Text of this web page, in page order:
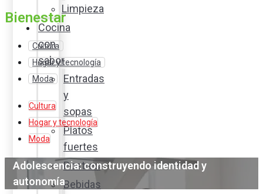
Limpieza
Cocina
con
sabor
Entradas
y
sopas
Platos
fuertes
Postres
Bebidas
Bienestar
Cultura
Hogar y tecnología
Moda
Cultura
Hogar y tecnología
Moda
Adolescencia: construyendo identidad y
autonomía